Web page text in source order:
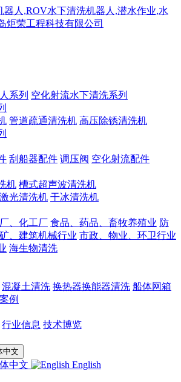
系列 空化射流水下清洗系列
管道疏通清洗机 高压除锈清洗机
刮船器配件 调压阀 空化射流配件
机 槽式超声波清洗机
激光清洗机 干冰清洗机
、化工厂 食品、药品、畜牧养殖业 防
、建筑机械行业 市政、物业、环卫行业
海生物清洗
混凝土清洗 换热器换能器清洗 船体网箱
例
行业信息 技术博览
中文
中文 English